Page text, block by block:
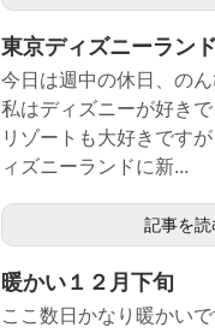
東京ディズニーラン
今日は週中の休日、のん
私はディズニーが好き
リゾートも大好きです
ィズニーランドに新...
記事を読
暖かい１２月下旬
ここ数日かなり暖かい